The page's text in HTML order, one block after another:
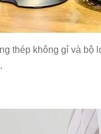
thép không gỉ và